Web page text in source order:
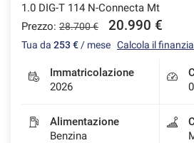
1.0 DIG-T 114 N-Connecta Mt
Prezzo: 28.700 € 20.990 €
Tua da 253 € / mese Calcola il
Immatricolazione
2026
0
Alimentazione
Benzina